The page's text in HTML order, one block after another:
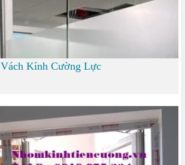
Vách Kính Cường Lực